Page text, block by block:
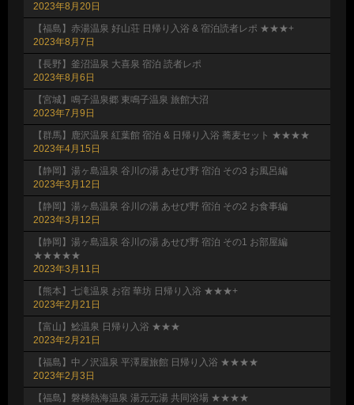
2023年8月20日
【福島】赤湯温泉 好山荘 日帰り入浴 & 宿泊読者レポ ★★★+
2023年8月7日
【長野】釜沼温泉 大喜泉 宿泊 読者レポ
2023年8月6日
【宮城】鳴子温泉郷 東鳴子温泉 旅館大沼
2023年7月9日
【群馬】鹿沢温泉 紅葉館 宿泊 & 日帰り入浴 蕎麦セット ★★★★
2023年4月15日
【静岡】湯ヶ島温泉 谷川の湯 あせび野 宿泊 その3 お風呂編
2023年3月12日
【静岡】湯ヶ島温泉 谷川の湯 あせび野 宿泊 その2 お食事編
2023年3月12日
【静岡】湯ヶ島温泉 谷川の湯 あせび野 宿泊 その1 お部屋編
★★★★★
2023年3月11日
【熊本】七滝温泉 お宿 華坊 日帰り入浴 ★★★+
2023年2月21日
【富山】鯰温泉 日帰り入浴 ★★★
2023年2月21日
【福島】中ノ沢温泉 平澤屋旅館 日帰り入浴 ★★★★
2023年2月3日
【福島】磐梯熱海温泉 湯元元湯 共同浴場 ★★★★